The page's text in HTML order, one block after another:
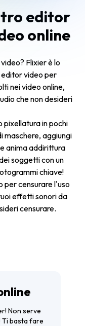
editor
online
Flixier è lo
video per
nei video online,
che non desideri
pixellaturain pochi
maschere, aggiungi
anima addirittura
soggetti con un
chiave!
per censurare l'uso
effetti sonori da
censurare.
Non serve
Ti basta fare